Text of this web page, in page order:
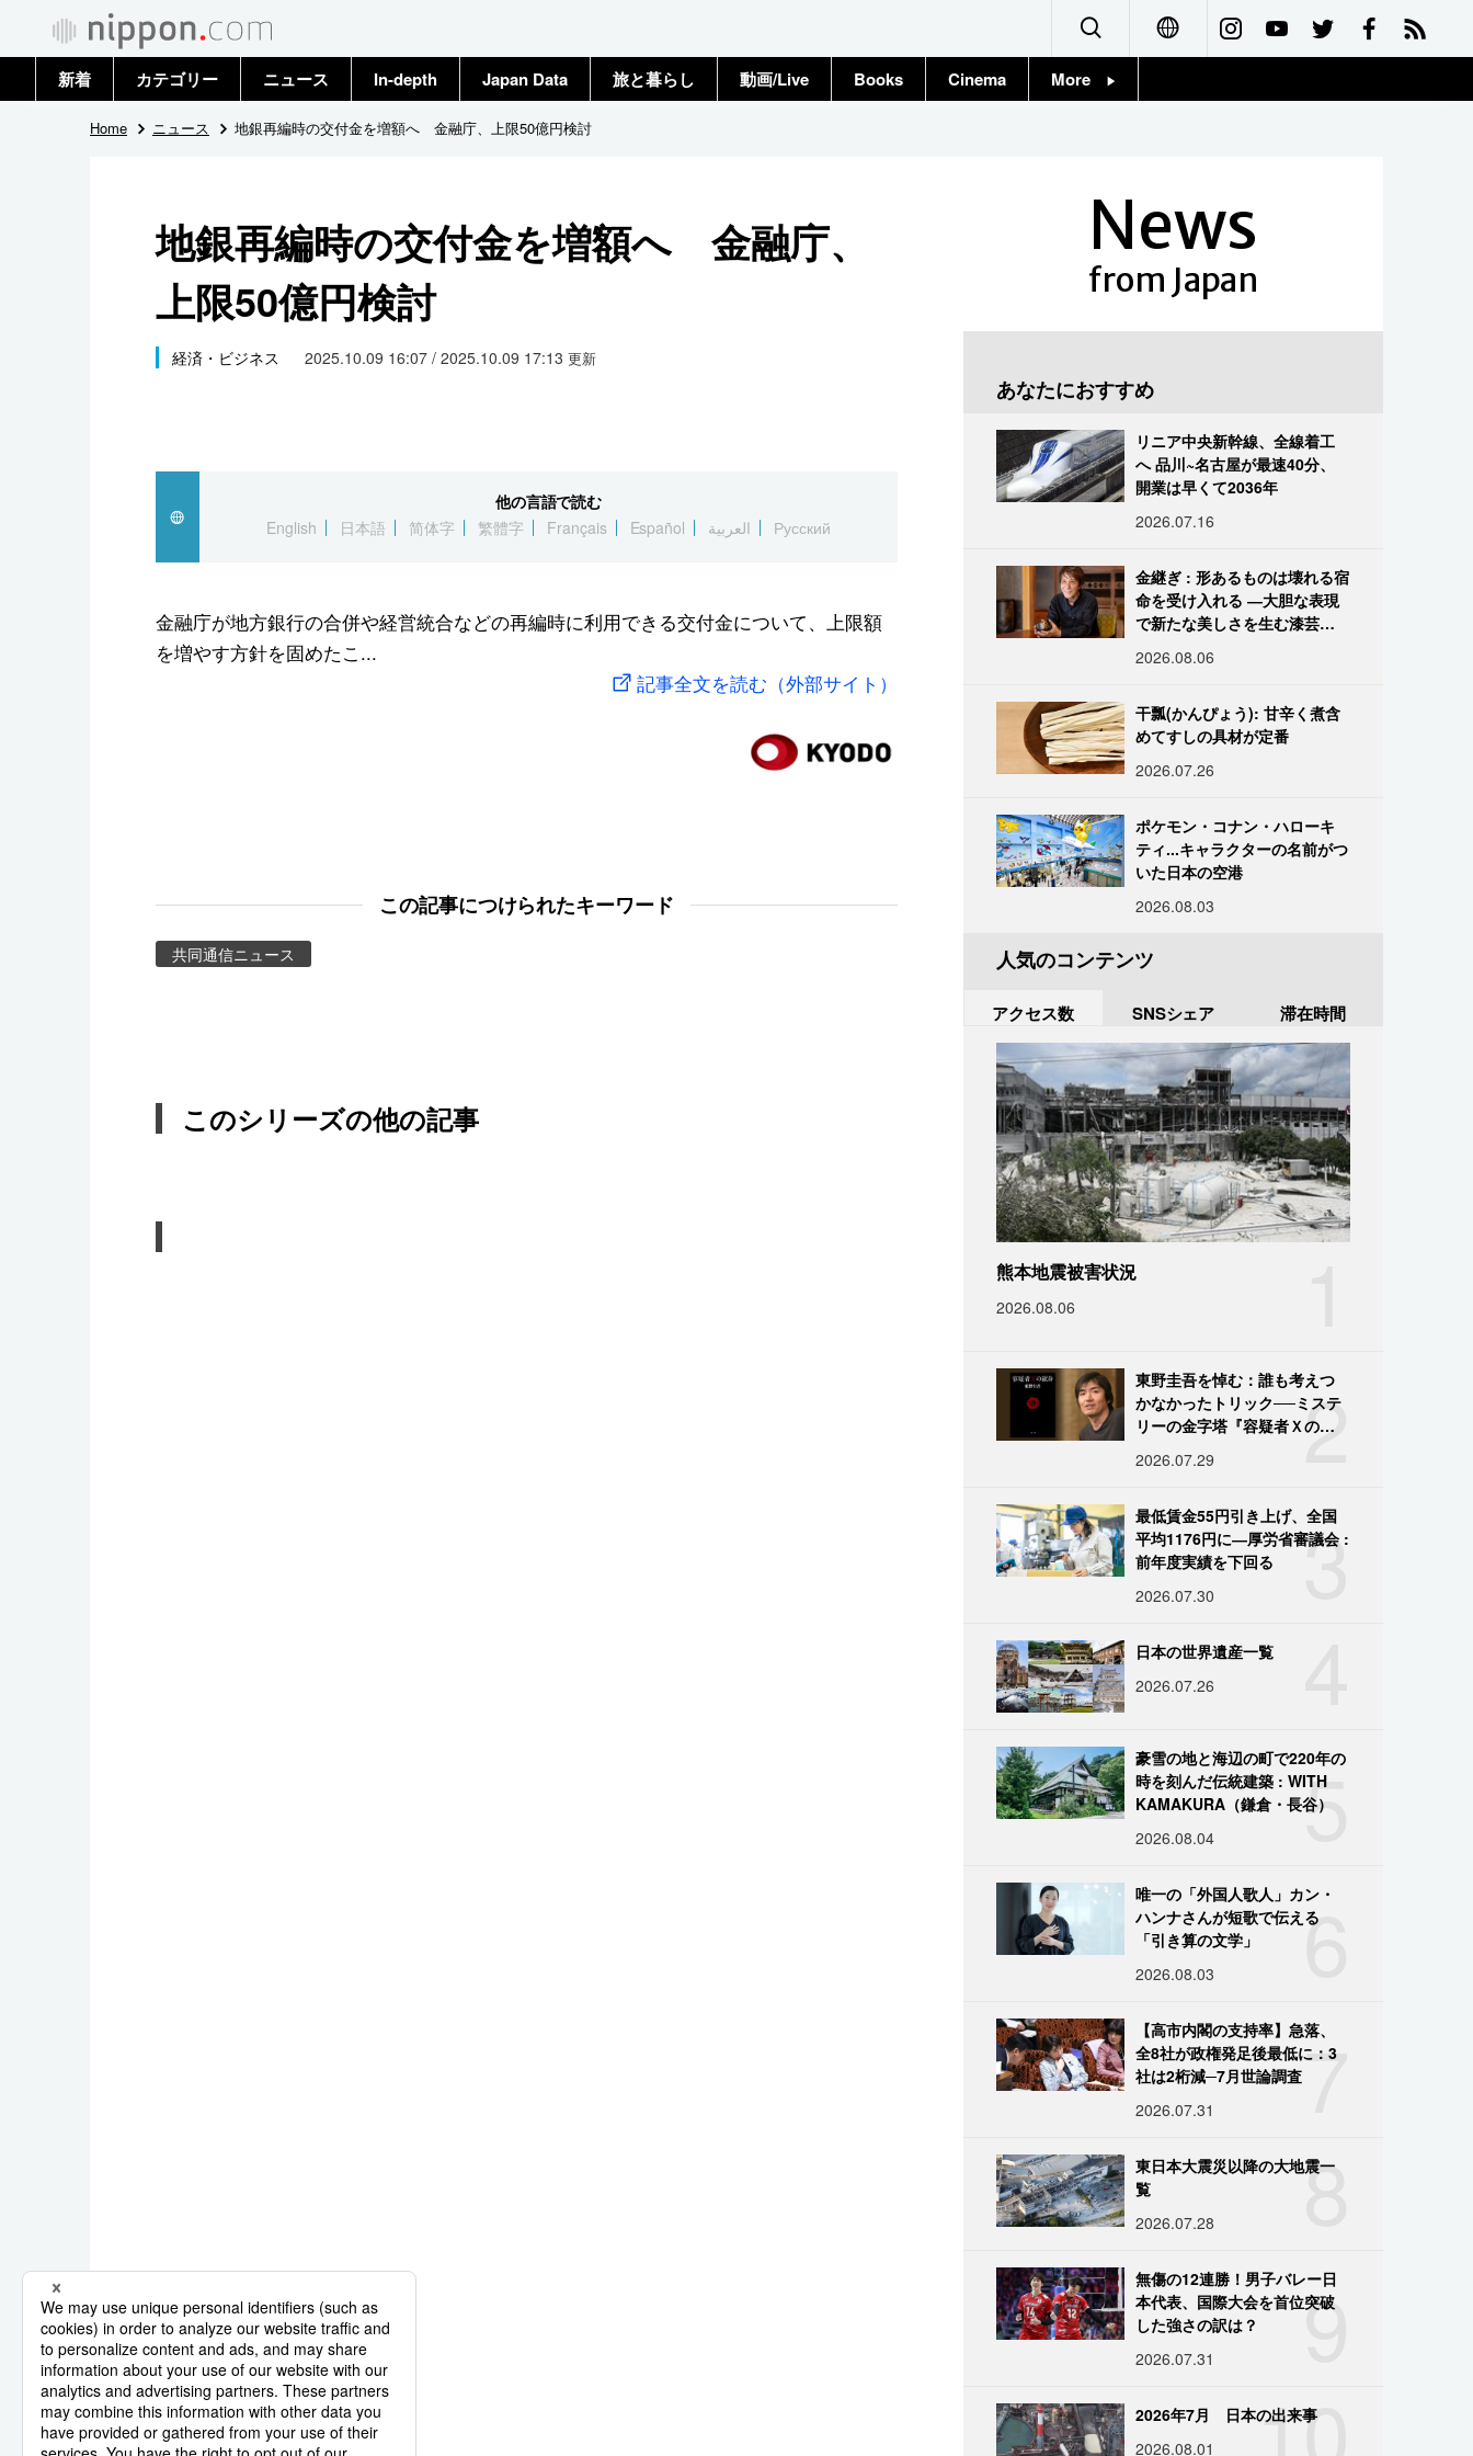
Français
新着 カテゴリー
政治・外交
国際
文化
スポーツ・東京2020
ニュース
トップ
In-depth Japan Data 旅と暮らし 動画/Live Books Cinema More
Home ニュース 地銀再編時の交付金を増額へ 金融庁、上限50億円検討
地銀再編時の交付金を増額へ 金融庁、
上限50億円検討
経済・ビジネス 2025.10.09 16:07 / 2025.10.09 17:13 更新
他の言語で読む
English
日本語 简体字 繁體字 Français Español العربية Русский
金融庁が地方銀行の合併や経営統合などの再編時に利用できる交付金について、上限額
を増やす方針を固めたこ...
記事全文を読む（外部サイト）
この記事につけられたキーワード
共同通信ニュース
このシリーズの他の記事
News
from Japan
あなたにおすすめ
リニア中央新幹線、全線着工
へ 品川~名古屋が最速40分、
開業は早くて2036年
2026.07.16
金継ぎ : 形あるものは壊れる宿
命を受け入れる ―大胆な表現
で新たな美しさを生む漆芸修
2026.08.06
干瓢(かんぴょう): 甘辛く煮含
めてすしの具材が定番
2026.07.26
ポケモン・コナン・ハローキ
ティ...キャラクターの名前がつ
いた日本の空港
2026.08.03
人気のコンテンツ
アクセス数 SNSシェア 滞在時間
熊本地震被害状況
2026.08.06
2
東野圭吾を悼む：誰も考えつ
かなかったトリック──ミステ
リーの金字塔『容疑者Ｘの献
2026.07.29
3
最低賃金55円引き上げ、全国
平均1176円に―厚労省審議会 :
前年度実績を下回る
2026.07.30
日本の世界遺産一覧
2026.07.26
5
豪雪の地と海辺の町で220年の
時を刻んだ伝統建築 : WITH
KAMAKURA（鎌倉・長谷）
2026.08.04
6
唯一の「外国人歌人」カン・
ハンナさんが短歌で伝える
「引き算の文学」
2026.08.03
7
【高市内閣の支持率】急落、
全8社が政権発足後最低に：3
社は2桁減─7月世論調査
2026.07.31
8
東日本大震災以降の大地震一
覧
2026.07.28
9
無傷の12連勝！男子バレー日
本代表、国際大会を首位突破
した強さの訳は？
2026.07.31
10
2026年7月 日本の出来事
2026.08.01